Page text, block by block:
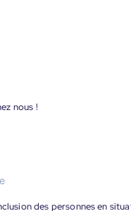
nous !
des personnes en